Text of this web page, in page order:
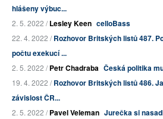
hlášeny výbuc...
2. 5. 2022 /Lesley Keen celloBass
22. 4. 2022 /Rozhovor Britských listů 487.
počtu exekucí ...
2. 5. 2022 /Petr Chadraba Česká politika
19. 4. 2022 /Rozhovor Britských listů 486.
závislost ČR...
2. 5. 2022 /Pavel Veleman Jurečka si